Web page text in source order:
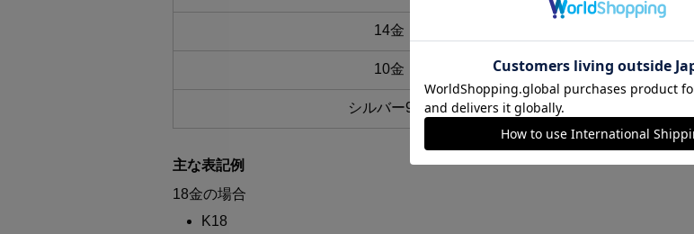
14金
10金
シルバー925
主な表記例
18金の場合
K18